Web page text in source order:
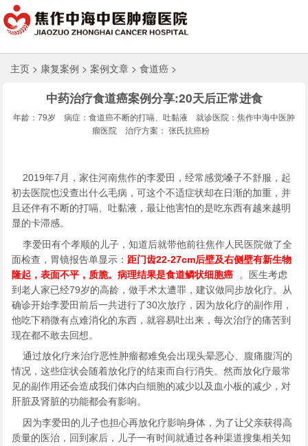
主页 > 康复案例 > 案例文章 > 食道癌 >
中药治疗食道癌案例分享:20天后正常进食
年龄：79岁 病症：食道癌不断的打嗝、吐黏液
就诊医院：焦作中海中医肿
瘤医院
治疗方案： 张氏抗癌粉
2019年7月，家住河南焦作的李爱田，经常感觉嗓子不舒服，起
初去医院也没查出什么毛病，可这个不适症状却在日渐的加重，并
且还伴有不断的打嗝、吐黏液，最让他害怕的是吃东西有越来越明
显的卡滞感。
李爱田有个孝顺的儿子，知道后就带他前往焦作人民医院做了全
面检查，胃镜报告单显示： 距门齿22-27cm后壁及右侧壁有新生物
隆起，表面不平，质脆。病理结果是食道鳞状细胞癌
。医生考虑
到老人家已经79岁的高龄，做手术太遭罪，建议做同步放化疗。从
确诊开始李爱田前后一共进行了30次放疗，因为放化疗的副作用，
他吃下稍微有点难消化的东西，就容易吐出来，每次治疗的痛苦到
现在都不敢去回想。
通过放化疗来治疗恶性肿瘤都难免会出现头晕恶心、腹痛腹泻的
情况，这些症状会随着放化疗的结束而自行消失。然而放化疗最常
见的副作用还会造成我们体内白细胞的减少以及血小板的减少，对
肝脏及肾脏的功能都会有影响。
因为李爱田的儿子也担心再放化疗影响身体，为了让父亲获得高
质量的医治，回到家后，儿子一有时间就通过各种渠道搜集相关知